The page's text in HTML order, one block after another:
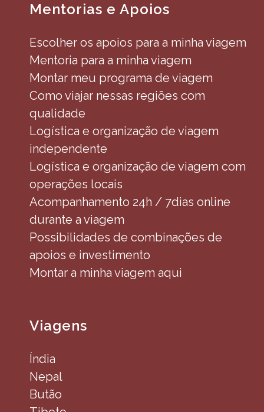
Mentorias e Apoios
Escolher os apoios para a minha viagem
Mentoria para a minha viagem
Montar meu programa de viagem
Como viajar nessas regiões com
qualidade
Logística e organização de viagem
independente
Logística e organização de viagem com
operações locais
Acompanhamento 24h / 7dias online
durante a viagem
Possibilidades de combinações de
apoios e investimento
Montar a minha viagem aqui
Viagens
Índia
Nepal
Butão